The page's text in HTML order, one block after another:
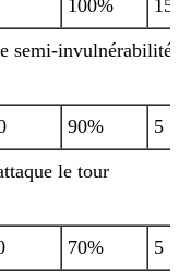
100% 15
semi-invulnérabilité
90% 5
le tour
70% 5